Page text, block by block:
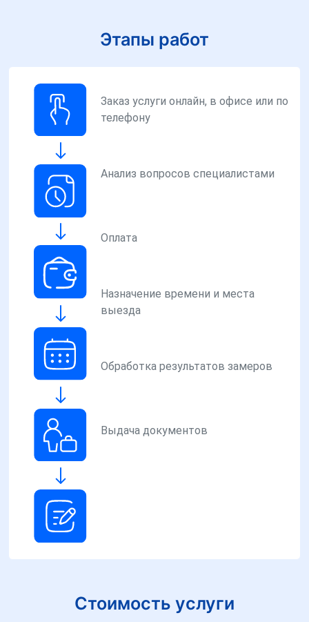
Этапы работ
Заказ услуги онлайн, в офисе или по
телефону
Анализ вопросов специалистами
Оплата
Назначение времени и места
выезда
Обработка результатов замеров
Выдача документов
Стоимость услуги